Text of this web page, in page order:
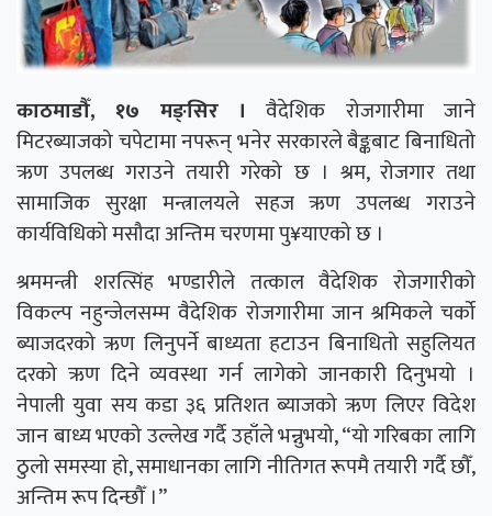
काठमाडौँ, १७ मङ्सिर । वैदेशिक रोजगारीमा जाने
मिटरब्याजको चपेटामा नपरून् भनेर सरकारले बैङ्कबाट बिनाधितो
ऋण उपलब्ध गराउने तयारी गरेको छ । श्रम, रोजगार तथा
सामाजिक सुरक्षा मन्त्रालयले सहज ऋण उपलब्ध गराउने
कार्यविधिको मसौदा अन्तिम चरणमा पु¥याएको छ ।
श्रममन्त्री शरत्सिंह भण्डारीले तत्काल वैदेशिक रोजगारीको
विकल्प नहुन्जेलसम्म वैदेशिक रोजगारीमा जान श्रमिकले चर्को
ब्याजदरको ऋण लिनुपर्ने बाध्यता हटाउन बिनाधितो सहुलियत
दरको ऋण दिने व्यवस्था गर्न लागेको जानकारी दिनुभयो ।
नेपाली युवा सय कडा ३६ प्रतिशत ब्याजको ऋण लिएर विदेश
जान बाध्य भएको उल्लेख गर्दै उहाँले भन्नुभयो, “यो गरिबका लागि
ठुलो समस्या हो, समाधानका लागि नीतिगत रूपमै तयारी गर्दै छौँ,
अन्तिम रूप दिन्छौँ ।”